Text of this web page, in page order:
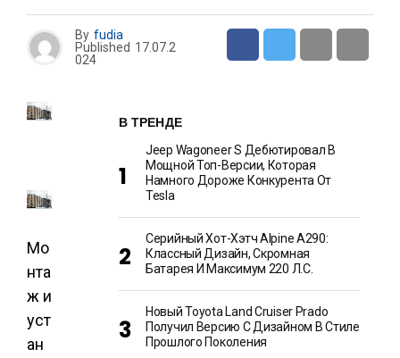
By fudia
Published 17.07.2
024
Мо
нта
ж и
уст
ан
В ТРЕНДЕ
Jeep Wagoneer S Дебютировал В
Мощной Топ-Версии, Которая
Намного Дороже Конкурента От
Tesla
Серийный Хот-Хэтч Alpine A290:
Классный Дизайн, Скромная
Батарея И Максимум 220 Л.с.
Новый Toyota Land Cruiser Prado
Получил Версию С Дизайном В Стиле
Прошлого Поколения